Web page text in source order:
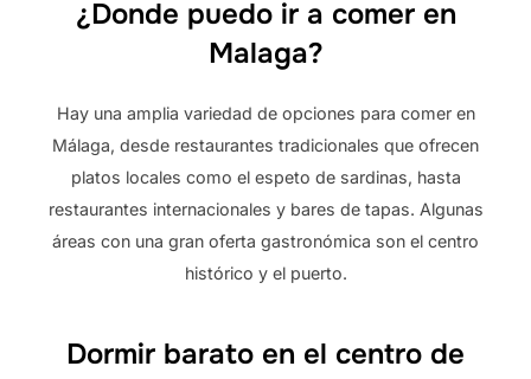
¿Donde puedo ir a comer en
Malaga?
Hay una amplia variedad de opciones para comer en
Málaga, desde restaurantes tradicionales que ofrecen
platos locales como el espeto de sardinas, hasta
restaurantes internacionales y bares de tapas. Algunas
áreas con una gran oferta gastronómica son el centro
histórico y el puerto.
Dormir barato en el centro de